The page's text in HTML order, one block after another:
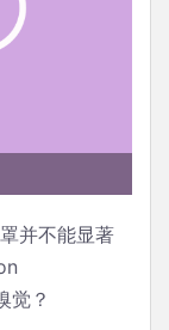
并不能显著
觉？